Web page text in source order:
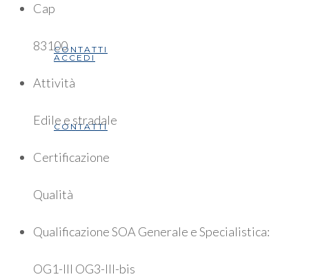
CONTATTI
ACCEDI
CONTATTI
Cap
83100
Attività
Edile e stradale
Certificazione
Qualità
Qualificazione SOA Generale e Specialistica:
OG1-III OG3-III-bis